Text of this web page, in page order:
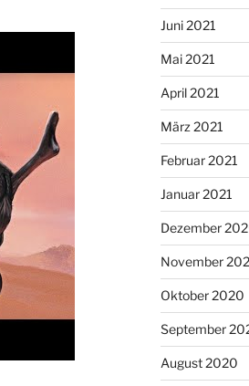
Juni 2021
Mai 2021
April 2021
März 2021
Februar 2021
Januar 2021
Dezember
November
Oktober 2020
September
August 2020